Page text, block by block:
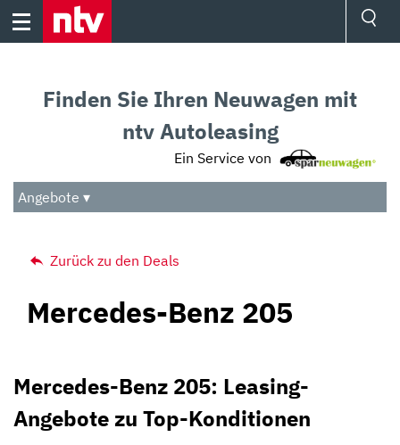
Skip
Audio
Das Beste
Finden Sie Ihren Neuwagen mit
ntv Autoleasing
Ein Service von
Angebote ▾
Zurück zu den Deals
Mercedes-Benz 205
Mercedes-Benz 205: Leasing-
Angebote zu Top-Konditionen